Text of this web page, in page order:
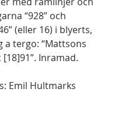
“928” och
(eller 16) i blyerts,
a tergo: “Mattsons
Inramad.
Emil Hultmarks